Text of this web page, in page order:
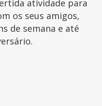
atividade para
os seus amigos,
de semana e até